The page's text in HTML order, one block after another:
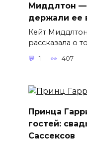
Миддлтон —
держали ее
Кейт
рассказала о
1 407
Принца
гостей:
Сассексов